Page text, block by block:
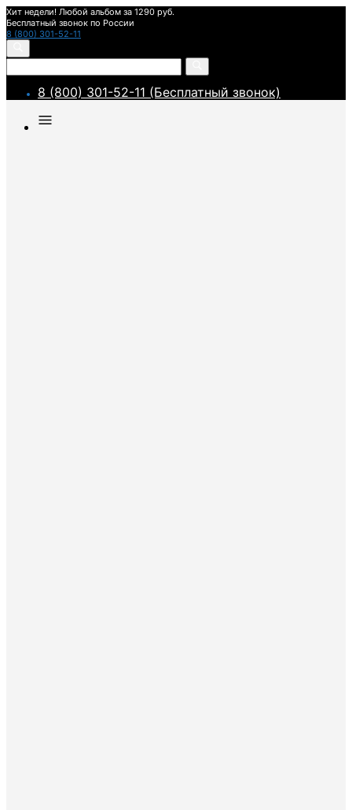
Хит недели! Любой альбом за 1290 руб.
Бесплатный звонок по России
8 (800) 301-52-11
8 (800) 301-52-11 (Бесплатный звонок)